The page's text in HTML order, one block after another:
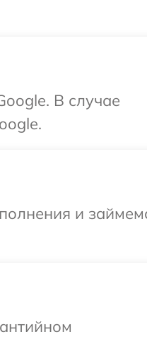
В случае
и